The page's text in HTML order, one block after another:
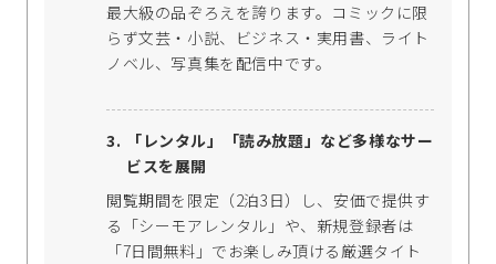
最大級の品ぞろえを誇ります。コミックに限
らず文芸・小説、ビジネス・実用書、ライト
ノベル、写真集を配信中です。
「レンタル」「読み放題」など多様なサー
ビスを展開
閲覧期間を限定（2泊3日）し、安価で提供す
る「シーモアレンタル」や、新規登録者は
「7日間無料」でお楽しみ頂ける厳選タイト